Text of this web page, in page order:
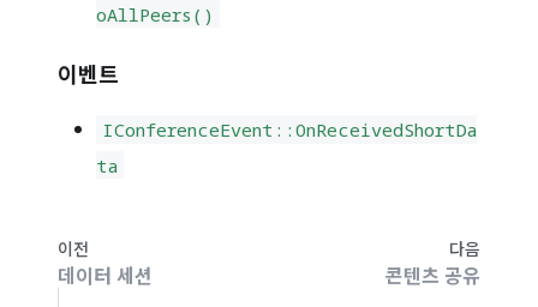
oAllPeers()
이벤트
IConferenceEvent :: OnReceivedShortDa
ta
이전
데이터 세션
다음
콘텐츠 공유